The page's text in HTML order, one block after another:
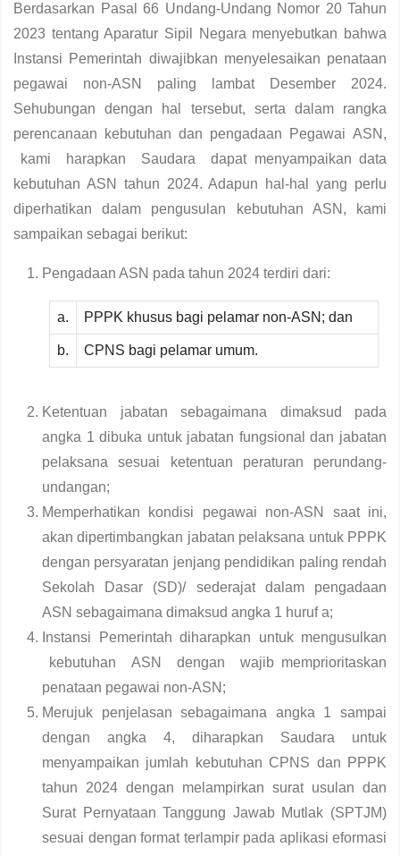
Berdasarkan Pasal 66 Undang-Undang Nomor 20 Tahun
2023 tentang Aparatur Sipil Negara menyebutkan bahwa
Instansi Pemerintah diwajibkan menyelesaikan penataan
pegawai non-ASN paling lambat Desember 2024.
Sehubungan dengan hal tersebut, serta dalam rangka
perencanaan kebutuhan dan pengadaan Pegawai ASN,
kami harapkan Saudara dapat menyampaikan data
kebutuhan ASN tahun 2024. Adapun hal-hal yang perlu
diperhatikan dalam pengusulan kebutuhan ASN, kami
sampaikan sebagai berikut:
Pengadaan ASN pada tahun 2024 terdiri dari:
a. PPPK khusus bagi pelamar non-ASN; dan
b. CPNS bagi pelamar umum.
Ketentuan jabatan sebagaimana dimaksud pada
angka 1 dibuka untuk jabatan fungsional dan jabatan
pelaksana sesuai ketentuan peraturan perundang-
undangan;
Memperhatikan kondisi pegawai non-ASN saat ini,
akan dipertimbangkan jabatan pelaksana untuk PPPK
dengan persyaratan jenjang pendidikan paling rendah
Sekolah Dasar (SD)/ sederajat dalam pengadaan
ASN sebagaimana dimaksud angka 1 huruf a;
Instansi Pemerintah diharapkan untuk mengusulkan
kebutuhan ASN dengan wajib memprioritaskan
penataan pegawai non-ASN;
Merujuk penjelasan sebagaimana angka 1 sampai
dengan angka 4, diharapkan Saudara untuk
menyampaikan jumlah kebutuhan CPNS dan PPPK
tahun 2024 dengan melampirkan surat usulan dan
Surat Pernyataan Tanggung Jawab Mutlak (SPTJM)
sesuai dengan format terlampir pada aplikasi eformasi